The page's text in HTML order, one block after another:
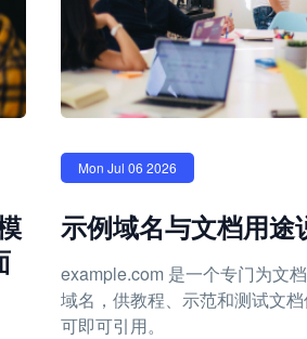
Mon Jul 06 2026
示例域名与文档用途
example.com 是一个专门为文
域名，供教程、示范和测试文
可即可引用。